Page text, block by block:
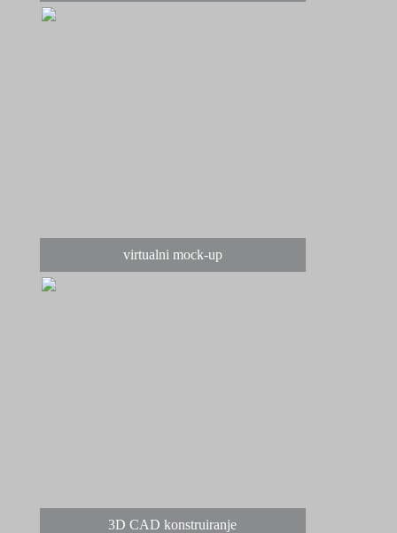
virtualni mock-up
3D CAD konstruiranje